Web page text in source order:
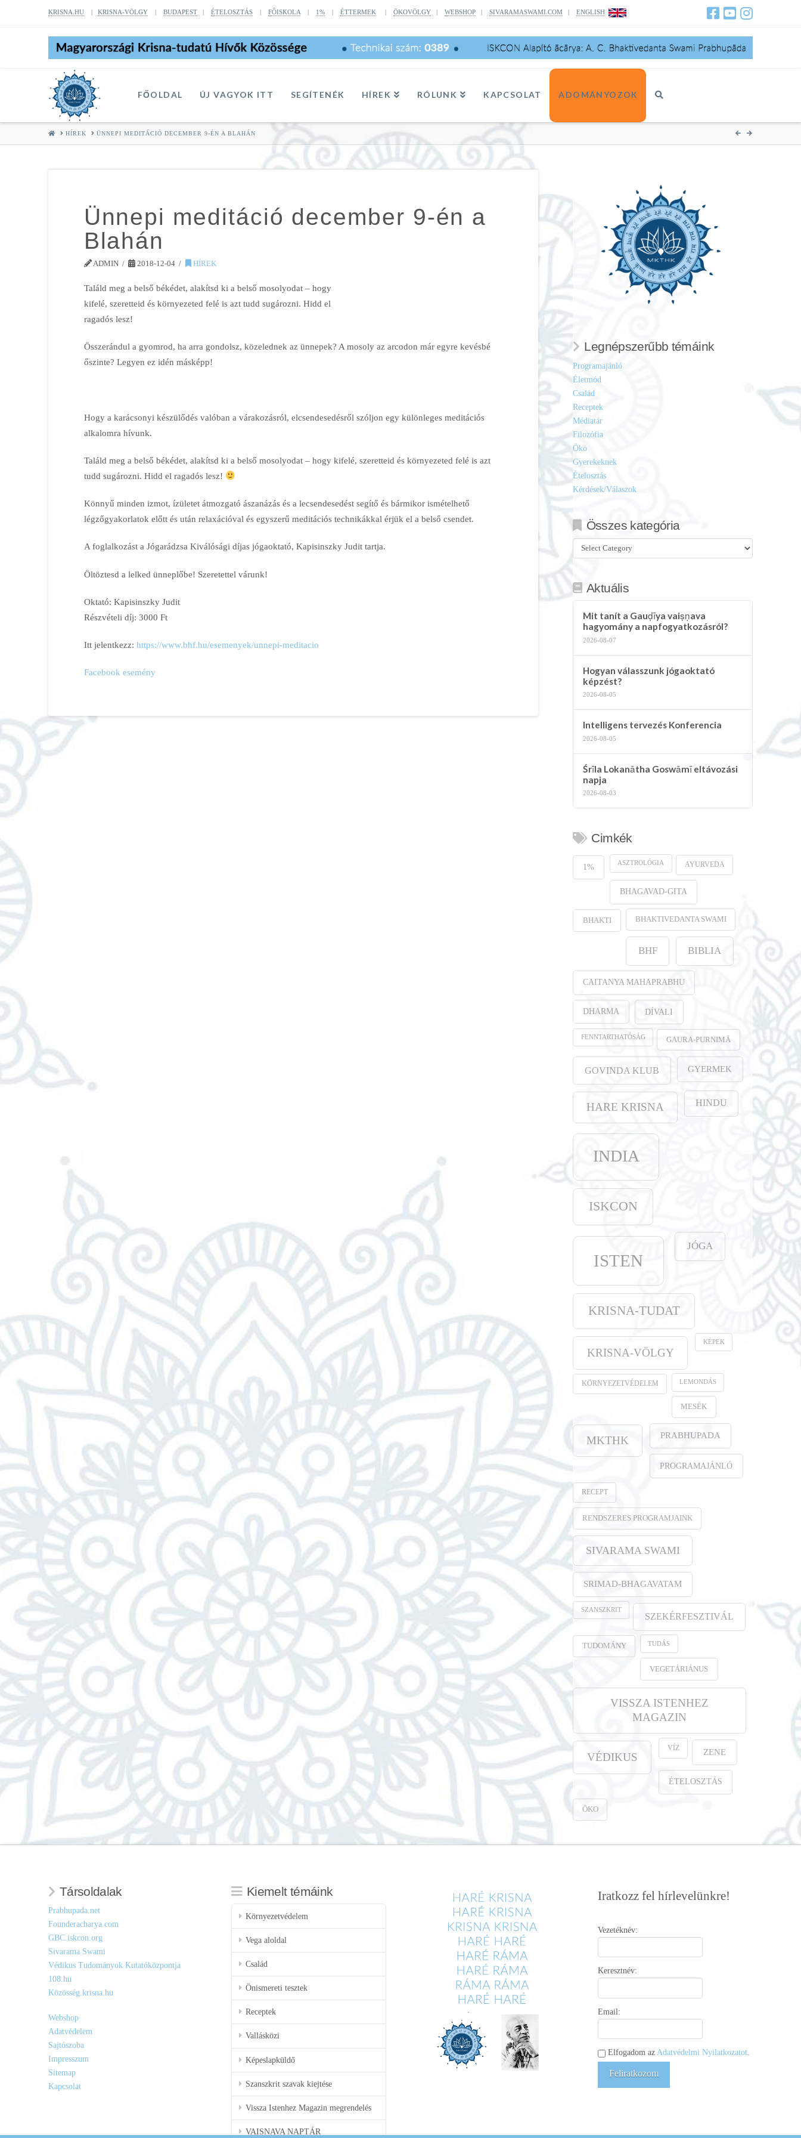
KRISNA.HU| KRISNA-VÖLGY| BUDAPEST| ÉTELOSZTÁS| FÔISKOLA| 1%| ÉTTERMEK | ÖKOVÖLGY| WEBSHOP| SIVARAMASWAMI.COM| ENGLISH
FŐOLDAL ÚJ VAGYOK ITT SEGÍTENÉK HÍREK RÓLUNK KAPCSOLAT ADOMÁNYOZOK
HOMEHÍREK ÜNNEPI MEDITÁCIÓ DECEMBER 9-ÉN A BLAHÁN
Ünnepi meditáció december 9-én a
Blahán
ADMIN 2018-12-04 HÍREK
Találd meg a belső békédet, alakítsd ki a belső mosolyodat – hogy
kifelé, szeretteid és környezeted felé is azt tudd sugározni. Hidd el
ragadós lesz!
Összerándul a gyomrod, ha arra gondolsz, közelednek az ünnepek? A mosoly az arcodon már egyre kevésbé
őszinte? Legyen ez idén másképp!
Hogy a karácsonyi készülődés valóban a várakozásról, elcsendesedésről szóljon egy különleges meditációs
alkalomra hívunk.
Találd meg a belső békédet, alakítsd ki a belső mosolyodat – hogy kifelé, szeretteid és környezeted felé is azt
tudd sugározni. Hidd el ragadós lesz!
Könnyű minden izmot, ízületet átmozgató ászanázás és a lecsendesedést segítő és bármikor ismételhető
légzőgyakorlatok előtt és után relaxációval és egyszerű meditációs technikákkal érjük el a belső csendet.
A foglalkozást a Jógarádzsa Kiválósági díjas jógaoktató, Kapisinszky Judit tartja.
Öltöztesd a lelked ünneplőbe! Szeretettel várunk!
Oktató: Kapisinszky Judit
Részvételi díj: 3000 Ft
Itt jelentkezz: https://www.bhf.hu/esemenyek/unnepi-meditacio
Facebook esemény
Legnépszerűbb témáink
Programajánló
Életmód
Család
Receptek
Médiatár
Filozófia
Öko
Gyerekeknek
Ételosztás
Kérdések/Válaszok
Összes kategória
Összes
kategória
Aktuális
Mit tanít a Gauḍīya vaiṣṇava
hagyomány a napfogyatkozásról?
2026-08-07
Hogyan válasszunk jógaoktató
képzést?
2026-08-05
Intelligens tervezés Konferencia
2026-08-05
Śrīla Lokanātha Goswāmī eltávozási
napja
2026-08-03
Cimkék
1% ASZTROLÓGIA AYURVEDA
BHAGAVAD-GITA
BHAKTI BHAKTIVEDANTA SWAMI
BHF BIBLIA
CAITANYA MAHAPRABHU
DHARMA DÍVALI
FENNTARTHATÓSÁG GAURA-PURṆIMĀ
GOVINDA KLUB GYERMEK
HARE KRISNA HINDU
INDIA
ISKCON
ISTEN
JÓGA
KRISNA-TUDAT
KRISNA-VÖLGY
KÉPEK
KÖRNYEZETVÉDELEM LEMONDÁS
MESÉK
MKTHK PRABHUPADA
PROGRAMAJÁNLÓ
RECEPT
RENDSZERES PROGRAMJAINK
SIVARAMA SWAMI
SRIMAD-BHAGAVATAM
SZANSZKRIT
SZEKÉRFESZTIVÁL
TUDOMÁNY TUDÁS
VEGETÁRIÁNUS
VISSZA ISTENHEZ
MAGAZIN
VÉDIKUS
VÍZ ZENE
ÉTELOSZTÁS
ÖKO
Társoldalak
Prabhupada.net
Founderacharya.com
GBC.iskcon.org
Sivarama Swami
Védikus Tudományok Kutatóközpontja
108.hu
Közösség.krisna.hu
Webshop
Adatvédelem
Sajtószoba
Impresszum
Sitemap
Kapcsolat
Kiemelt témáink
Környezetvédelem
Vega aloldal
Család
Önismereti tesztek
Receptek
Vallásközi
Képeslapküldő
Szanszkrit szavak kiejtése
Vissza Istenhez Magazin megrendelés
VAISNAVA NAPTÁR
Iratkozz fel hírlevelünkre!
Vezetéknév:
Keresztnév:
Email:
Elfogadom azAdatvédelmi Nyilatkozatot.
Feliratkozom